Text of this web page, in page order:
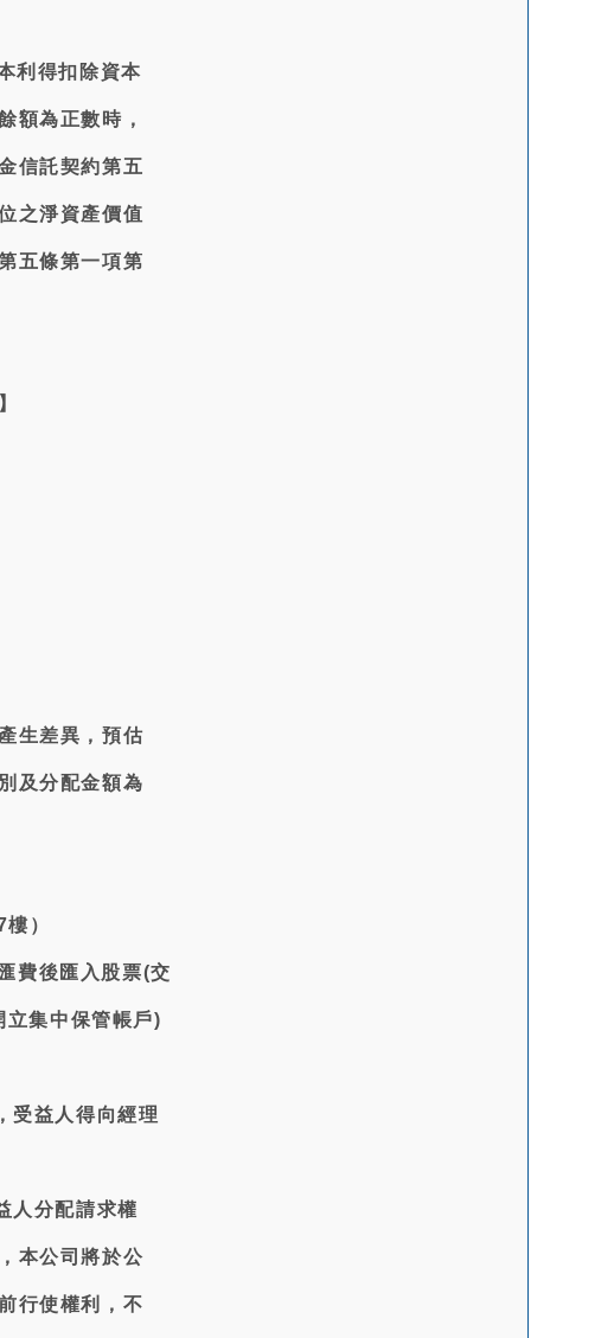
利得扣除資本
額為正數時，
信託契約第五
之淨資產價值
五條第一項第
生差異，預估
及分配金額為
）
費後匯入股票(交
集中保管帳戶)
受益人得向經理
人分配請求權
本公司將於公
行使權利，不